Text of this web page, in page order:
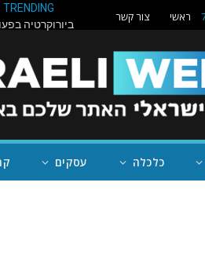
ראשי צור קשר
TRENDING
כלכלה עסקים